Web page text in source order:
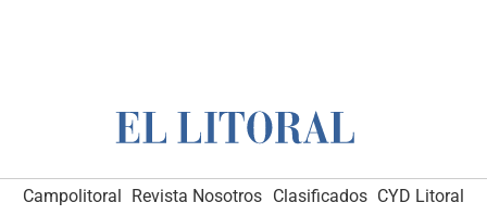
Campolitoral Revista Nosotros Clasificados CYD Litoral